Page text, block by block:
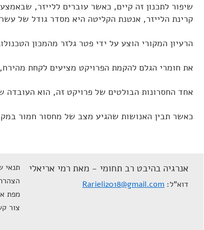
שיפור לתכנון זה קיים, כאשר עוברים ללייזר,
קרינת הלייזר, אנטנת הקליטה היא מסדר גודל של
הרעיון המקורי הוצע על ידי פטר גלזר מהמכון
את חומרי הגלם להקמת הפרויקט מציעים לקחת
אחד החסרונות הבולטים של פרויקט זה, הוא העובדה
כאשר תבין האנושות שהגיע מצב של מחסור חמור
אנרגיה בהיבט רב תחומי - מאת רמי אריאלי
דוא"ל Rarieli2018@gmail.com
תנאי
מפת
צור